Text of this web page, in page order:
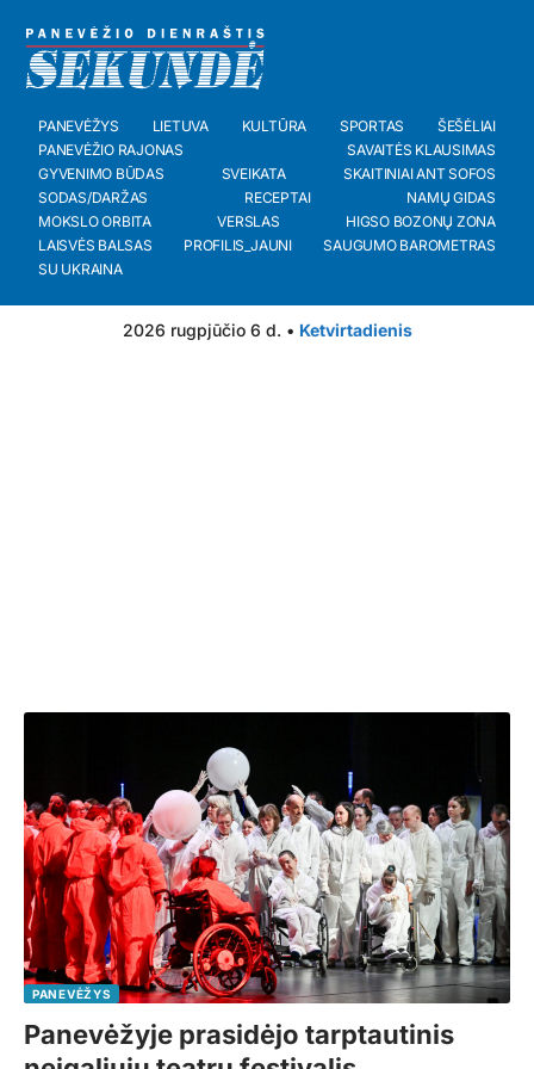
PANEVĖŽYS LIETUVA KULTŪRA SPORTAS
ŠEŠĖLIAI
PANEVĖŽIO RAJONAS
SAVAITĖS KLAUSIMAS
GYVENIMO BŪDAS
SVEIKATA
SKAITINIAI ANT SOFOS
SODAS/DARŽAS
RECEPTAI
NAMŲ GIDAS
MOKSLO ORBITA
VERSLAS
HIGSO BOZONŲ ZONA
LAISVĖS BALSAS
PROFILIS_JAUNI
SAUGUMO BAROMETRAS
SU UKRAINA
2026 rugpjūčio 6 d. • Ketvirtadienis
PANEVĖŽYS
Panevėžyje prasidėjo tarptautinis